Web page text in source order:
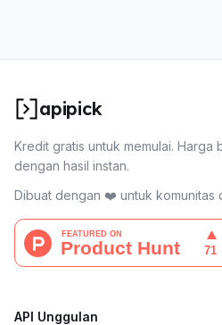
apipick
Kredit gratis untuk memulai. Harga
dengan hasil instan.
Dibuat dengan ❤️ untuk komunitas
API Unggulan